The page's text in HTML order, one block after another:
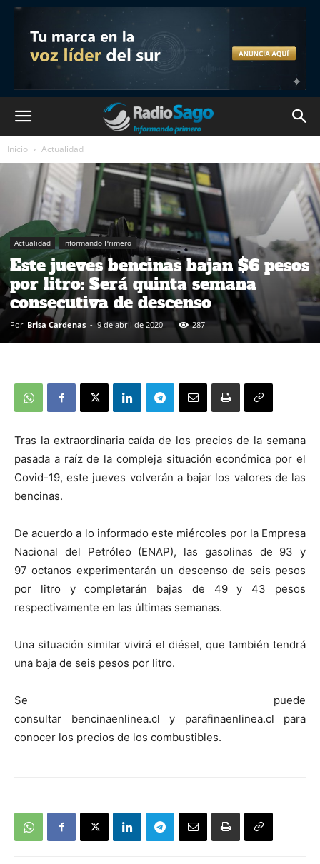
Inicio Actualidad
Actualidad Informando Primero
Este jueves bencinas bajan $6 pesos
por litro: Será quinta semana
consecutiva de descenso
Por Brisa Cardenas - 9 de abril de 2020 287
Tras la extraordinaria caída de los precios de la semana
pasada a raíz de la compleja situación económica por el
Covid-19, este jueves volverán a bajar los valores de las
bencinas.
De acuerdo a lo informado este miércoles por la Empresa
Nacional del Petróleo (ENAP), las gasolinas de 93 y
97 octanos experimentarán un descenso de seis pesos
por litro y completarán bajas de 49 y 43 pesos
respectivamente en las últimas semanas.
Una situación similar vivirá el diésel, que también tendrá
una baja de seis pesos por litro.
Se puede
consultar bencinaenlinea.cl y parafinaenlinea.cl para
conocer los precios de los combustibles.